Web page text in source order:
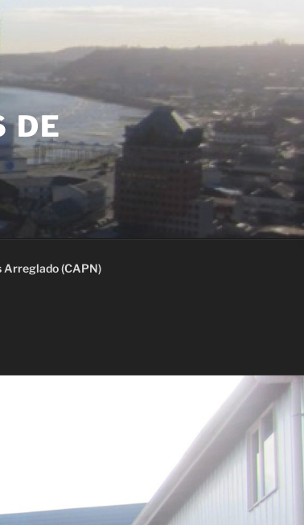
DE
Arreglado (CAPN)